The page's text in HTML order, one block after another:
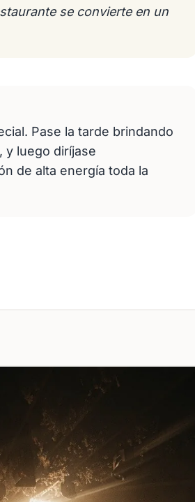
se convierte en un
Pase la tarde brindando
y luego diríjase
de alta energía toda la